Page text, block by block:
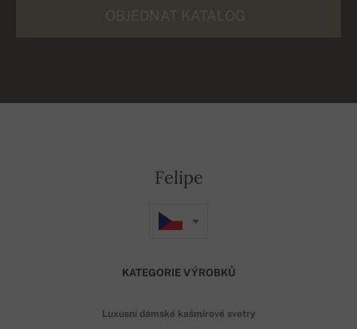
Felipe
KATEGORIE VÝROBKŮ
Luxusní dámské kašmírové svetry